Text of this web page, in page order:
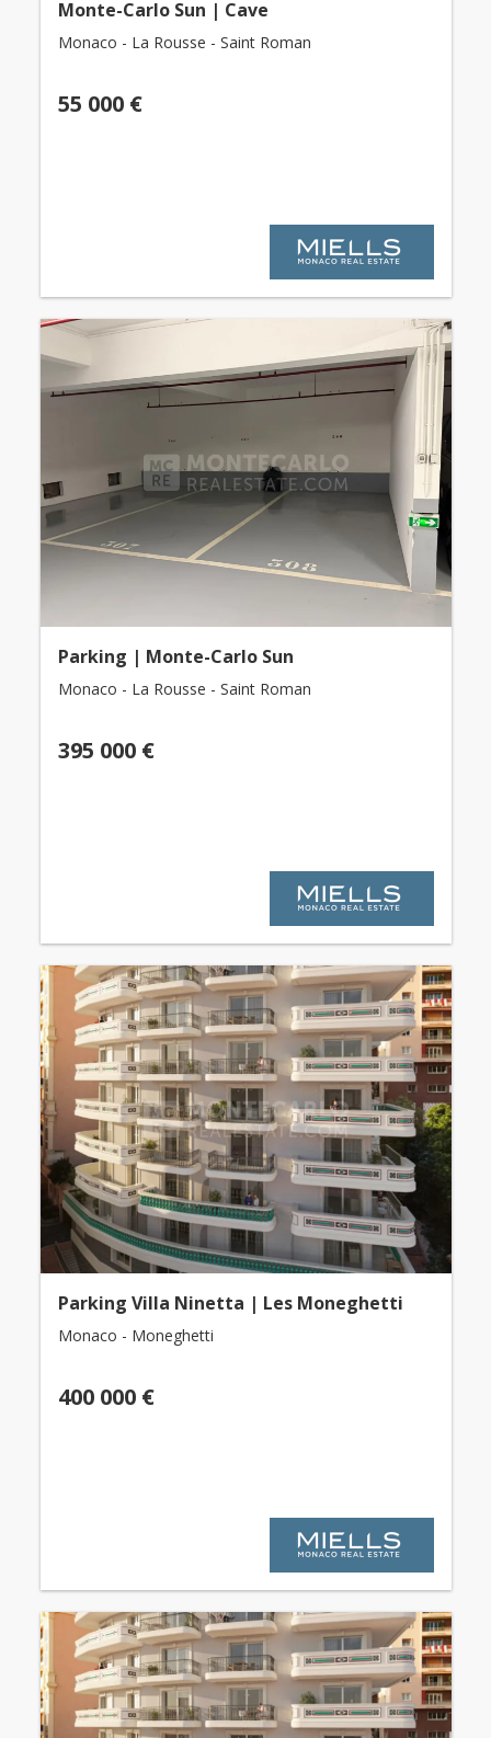
Monte-Carlo Sun | Cave
Monaco - La Rousse - Saint Roman
55 000 €
Parking | Monte-Carlo Sun
Monaco - La Rousse - Saint Roman
395 000 €
Parking Villa Ninetta | Les Moneghetti
Monaco - Moneghetti
400 000 €